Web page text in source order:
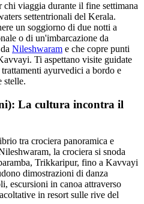
viaggia durante il fine settimana
settentrionali del Kerala.
un soggiorno di due notti a
o di un'imbarcazione da
Nileshwaram e che copre punti
Ti aspettano visite guidate
ayurvedici a bordo e
stelle.
La cultura incontra il
tra crociera panoramica e
la crociera si snoda
Trikkaripur, fino a Kavvayi
dimostrazioni di danza
escursioni in canoa attraverso
in resort sulle rive del